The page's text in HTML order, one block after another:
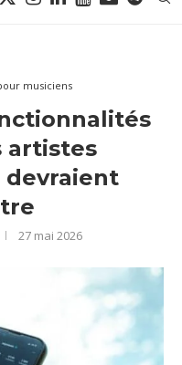
musiciens
artistes
27 mai 2026